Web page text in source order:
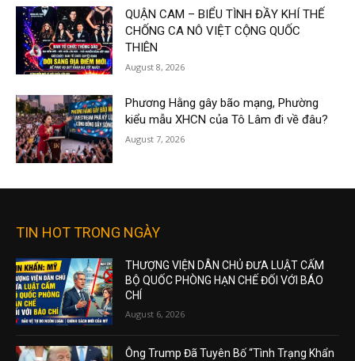
QUẬN CAM – BIỂU TÌNH ĐẦY KHÍ THẾ
CHỐNG CA NÔ VIỆT CỘNG QUỐC
THIÊN
August 8, 2026
Phương Hằng gây bão mạng, Phường
kiểu mẫu XHCN của Tô Lâm đi về đâu?
August 7, 2026
TIN HOT TRONG NGÀY
THƯỢNG VIỆN DÂN CHỦ ĐƯA LUẬT CẤM
BỘ QUỐC PHÒNG HẠN CHẾ ĐỐI VỚI BÁO
CHÍ
August 6, 2026
Ông Trump Đã Tuyên Bố “Tình Trạng Khẩn